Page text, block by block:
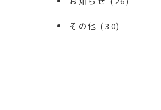
その他 (30)